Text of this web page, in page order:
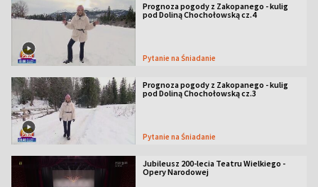
Prognoza pogody z Zakopanego - kulig
pod Doliną Chochołowską cz.4
Pytanie na Śniadanie
Prognoza pogody z Zakopanego - kulig
pod Doliną Chochołowską cz.3
Pytanie na Śniadanie
Jubileusz 200-lecia Teatru Wielkiego -
Opery Narodowej